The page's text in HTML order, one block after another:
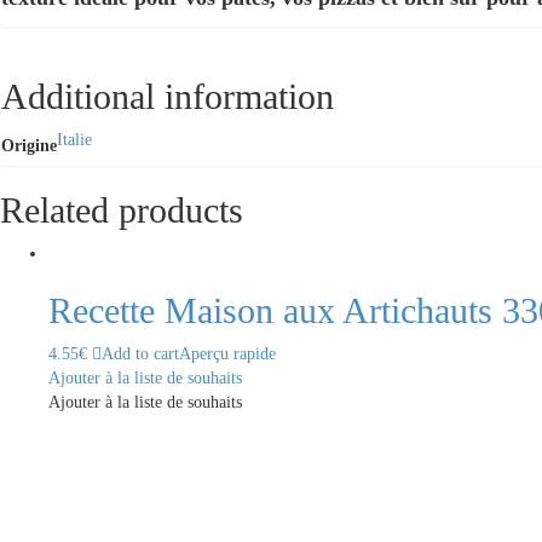
Additional information
OrigineItalie
Related products
Recette Maison aux Artichauts
4.55€ Add to cartAperçu rapide
Ajouter à la liste de souhaits
Ajouter à la liste de souhaits